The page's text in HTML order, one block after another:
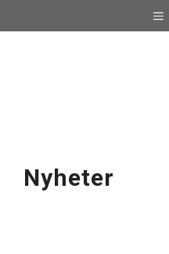
till
Nyheter